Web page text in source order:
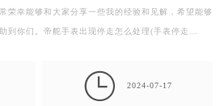
荣幸能够和大家分享一些我的经验和见解，希望能够
到你们。帝舵手表出现停走怎么处理(手表停走…
 2024-07-17